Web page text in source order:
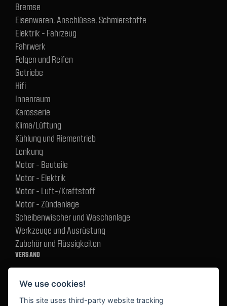
Bremse
Eisenwaren, Anschlüsse, Schmierstoffe
Elektrik - Fahrzeug
Fahrwerk
Felgen und Reifen
Getriebe
Hifi
Innenraum
Karosserie
Klima/Lüftung
Kühlung und Riementrieb
Lenkung
Motor - Bauteile
Motor - Elektrik
Motor - Luft-/Kraftstoff
Motor - Zündanlage
Scheibenwischer und Waschanlage
Werkzeuge und Ausrüstung
Zubehör und Flüssigkeiten
VERSAND
We use cookies!
This site uses third-party website tracking